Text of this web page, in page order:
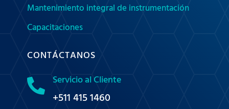
Mantenimiento integral de instrumentación
Capacitaciones
CONTÁCTANOS
 Servicio al Cliente
+511 415 1460